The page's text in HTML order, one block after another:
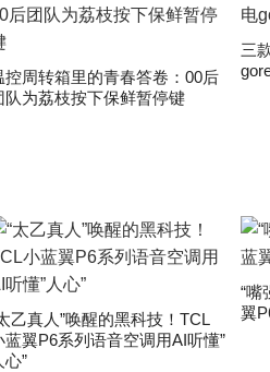
控周转箱里的青春答卷：00后
队为荔枝按下保鲜暂停键
三
乙真人”唤醒的黑科技！TCL
蓝翼P6系列语音空调用AI听懂”
心”
“嘴
翼